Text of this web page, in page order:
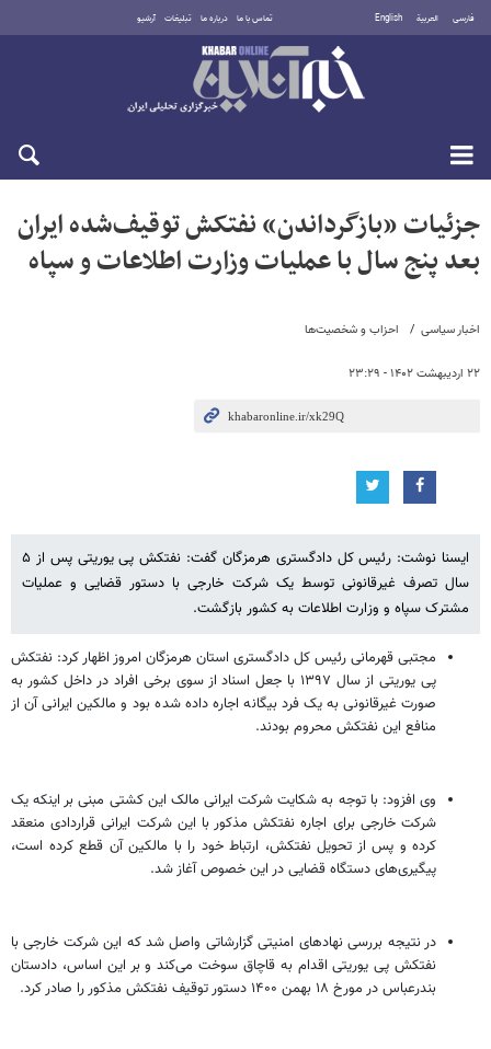
فارسی العربية English تماس با ما درباره ما تبلیغات آرشیو
یکشنبه ۱۸ مرداد ۱۴۰۵
اخبار سیاسی احزاب و شخصیت‌ها
۲۲ اردیبهشت ۱۴۰۲ - ۲۳:۲۹
جزئیات «بازگرداندن» نفتکش توقیف‌شده ایران
بعد پنج سال با عملیات وزارت اطلاعات و سپاه
ایسنا نوشت: رئیس کل دادگستری هرمزگان گفت: نفتکش پی یوریتی پس از ۵
سال تصرف غیرقانونی توسط یک شرکت خارجی با دستور قضایی و عملیات
مشترک سپاه و وزارت اطلاعات به کشور بازگشت.
مجتبی قهرمانی رئیس کل دادگستری استان هرمزگان امروز اظهار کرد: نفتکش
پی یوریتی از سال ۱۳۹۷ با جعل اسناد از سوی برخی افراد در داخل کشور به
صورت غیرقانونی به یک فرد بیگانه اجاره داده شده بود و مالکین ایرانی آن از
منافع این نفتکش محروم بودند.
وی افزود: با توجه به شکایت شرکت ایرانی مالک این کشتی مبنی بر اینکه یک
شرکت خارجی برای اجاره نفتکش مذکور با این شرکت ایرانی قراردادی منعقد
کرده و پس از تحویل نفتکش، ارتباط خود را با مالکین آن قطع کرده است،
پیگیری‌های دستگاه قضایی در این خصوص آغاز شد.
در نتیجه بررسی نهادهای امنیتی گزارشاتی واصل شد که این شرکت خارجی با
نفتکش پی یوریتی اقدام به قاچاق سوخت می‌کند و بر این اساس، دادستان
بندرعباس در مورخ ۱۸ بهمن ۱۴۰۰ دستور توقیف نفتکش مذکور را صادر کرد.